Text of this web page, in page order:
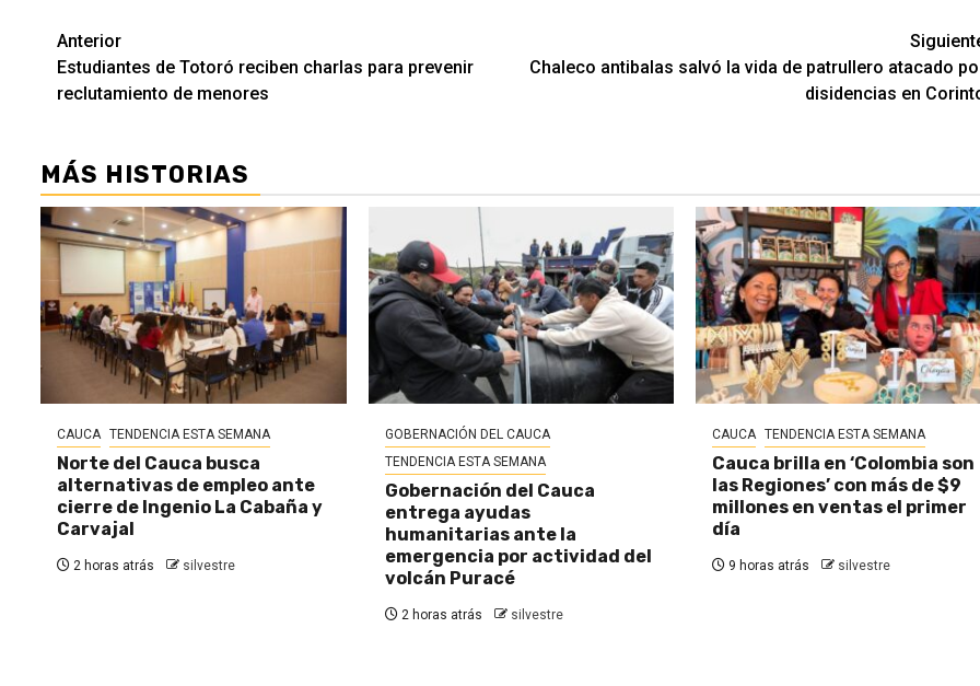
Seguir
leyendo
Anterior
Estudiantes de Totoró reciben charlas para prevenir
reclutamiento de menores
Chaleco antibalas salvó la vida de patrullero atacado
disidencias en
MÁS HISTORIAS
CAUCA TENDENCIA ESTA SEMANA
Norte del Cauca busca
alternativas de empleo ante
cierre de Ingenio La Cabaña y
Carvajal
2 horas atrás silvestre
GOBERNACIÓN DEL CAUCA
TENDENCIA ESTA SEMANA
Gobernación del Cauca
entrega ayudas
humanitarias ante la
emergencia por actividad del
volcán Puracé
2 horas atrás silvestre
CAUCA TENDENCIA ESTA SEMANA
Cauca brilla en ‘Colombia son
las Regiones’ con más de $9
millones en ventas el primer
día
9 horas atrás silvestre